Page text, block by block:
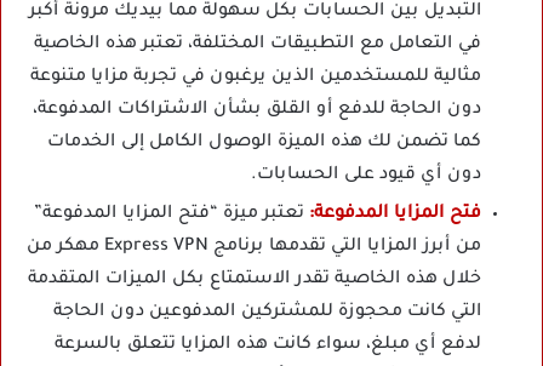
التبديل بين الحسابات بكل سهولة مما بيديك مرونة أكبر
في التعامل مع التطبيقات المختلفة، تعتبر هذه الخاصية
مثالية للمستخدمين الذين يرغبون في تجربة مزايا متنوعة
دون الحاجة للدفع أو القلق بشأن الاشتراكات المدفوعة،
كما تضمن لك هذه الميزة الوصول الكامل إلى الخدمات
دون أي قيود على الحسابات.
فتح المزايا المدفوعة: تعتبر ميزة “فتح المزايا المدفوعة”
من أبرز المزايا التي تقدمها برنامج Express VPN مهكر
من
خلال هذه الخاصية تقدر الاستمتاع بكل الميزات المتقدمة
التي كانت محجوزة للمشتركين المدفوعين دون الحاجة
لدفع أي مبلغ، سواء كانت هذه المزايا تتعلق بالسرعة